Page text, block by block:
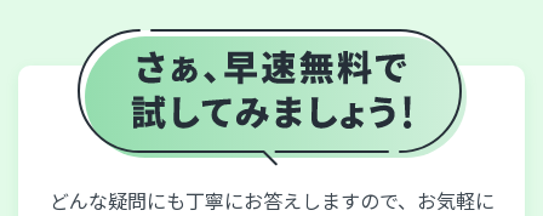
どんな疑問にも丁寧にお答えしますので、お気軽に